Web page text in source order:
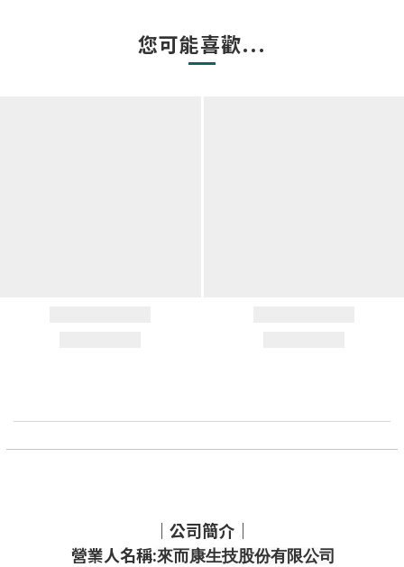
您可能喜歡...
｜公司簡介｜
營業人名稱:來而康生技股份有限公司